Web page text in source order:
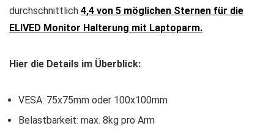
durchschnittlich 4,4 von 5 möglichen Sternen für die
ELIVED Monitor Halterung mit Laptoparm.
Hier die Details im Überblick:
VESA: 75x75mm oder 100x100mm
Belastbarkeit: max. 8kg pro Arm